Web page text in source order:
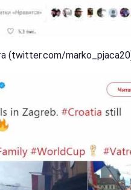
(twitter.com/